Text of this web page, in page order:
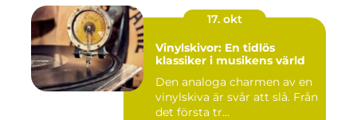
17. okt
Vinylskivor: En tidlös
klassiker i musikens värld
Den analoga charmen av en
vinylskiva är svår att slå. Från
det första tr...